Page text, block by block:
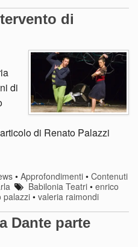
di
di
di Renato Palazzi
• Approfondimenti• Contenuti
Babilonia Teatri •enrico
palazzi• valeria raimondi
Dante parte